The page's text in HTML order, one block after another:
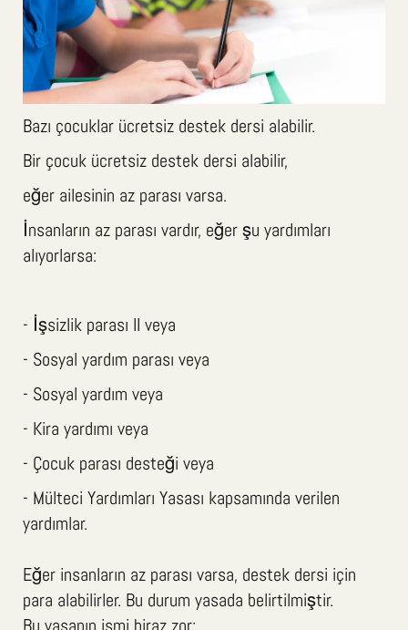
Bazı çocuklar ücretsiz destek dersi alabilir.
Bir çocuk ücretsiz destek dersi alabilir,
eğer ailesinin az parası varsa.
İnsanların az parası vardır, eğer şu yardımları
alıyorlarsa:
- İşsizlik parası II veya
- Sosyal yardım parası veya
- Sosyal yardım veya
- Kira yardımı veya
- Çocuk parası desteği veya
- Mülteci Yardımları Yasası kapsamında verilen
yardımlar.
Eğer insanların az parası varsa, destek dersi için
para alabilirler. Bu durum yasada belirtilmiştir.
Bu yasanın ismi biraz zor: